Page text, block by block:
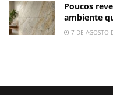
Poucos
ambiente
7 DE AGOSTO